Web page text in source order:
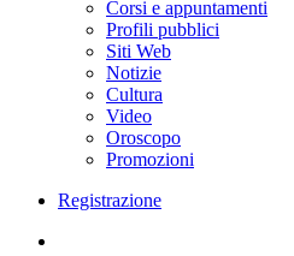
Corsi e appuntamenti
Profili pubblici
Siti Web
Notizie
Cultura
Video
Oroscopo
Promozioni
Registrazione